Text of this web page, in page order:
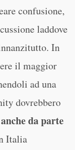
confusione,
laddove
In
il maggior
ad una
dovrebbero
da parte
Italia